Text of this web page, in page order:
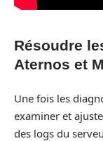
Résoudre
Aternos et
Une fois les
examiner et
des logs du